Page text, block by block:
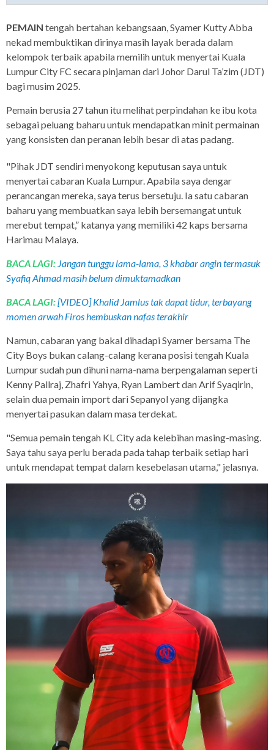
PEMAIN tengah bertahan kebangsaan, Syamer Kutty Abba
nekad membuktikan dirinya masih layak berada dalam
kelompok terbaik apabila memilih untuk menyertai Kuala
Lumpur City FC secara pinjaman dari Johor Darul Ta’zim (JDT)
bagi musim 2025.
Pemain berusia 27 tahun itu melihat perpindahan ke ibu kota
sebagai peluang baharu untuk mendapatkan minit permainan
yang konsisten dan peranan lebih besar di atas padang.
"Pihak JDT sendiri menyokong keputusan saya untuk
menyertai cabaran Kuala Lumpur. Apabila saya dengar
perancangan mereka, saya terus bersetuju. Ia satu cabaran
baharu yang membuatkan saya lebih bersemangat untuk
merebut tempat,” katanya yang memiliki 42 kaps bersama
Harimau Malaya.
BACA LAGI: Jangan tunggu lama-lama, 3 khabar angin termasuk
Syafiq Ahmad masih belum dimuktamadkan
BACA LAGI:[VIDEO] Khalid Jamlus tak dapat tidur, terbayang
momen arwah Firos hembuskan nafas terakhir
Namun, cabaran yang bakal dihadapi Syamer bersama The
City Boys bukan calang-calang kerana posisi tengah Kuala
Lumpur sudah pun dihuni nama-nama berpengalaman seperti
Kenny Pallraj, Zhafri Yahya, Ryan Lambert dan Arif Syaqirin,
selain dua pemain import dari Sepanyol yang dijangka
menyertai pasukan dalam masa terdekat.
"Semua pemain tengah KL City ada kelebihan masing-masing.
Saya tahu saya perlu berada pada tahap terbaik setiap hari
untuk mendapat tempat dalam kesebelasan utama," jelasnya.